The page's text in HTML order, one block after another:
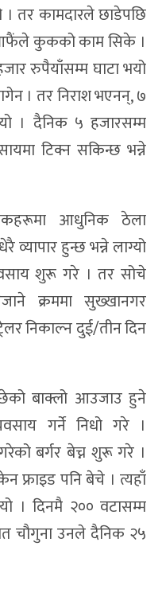
। तर कामदारले छाडेपछि
कुकको काम सिके ।
रुपैयाँसम्म घाटा भयो
। तर निराश भएनन्, ७
। दैनिक ५ हजारसम्म
टिक्न सकिन्छ भन्ने
आधुनिक ठेला
व्यापार हुन्छ भन्ने लाग्यो
शुरू गरे । तर सोचे
क्रममा सुख्खानगर
निकाल्न दुई/तीन दिन
बाक्लो आउजाउ हुने
गर्ने निधो गरे ।
बर्गर बेच्न शुरू गरे ।
फ्राइड पनि बेचे । त्यहाँ
। दिनमै २०० वटासम्म
चौगुना उनले दैनिक २५